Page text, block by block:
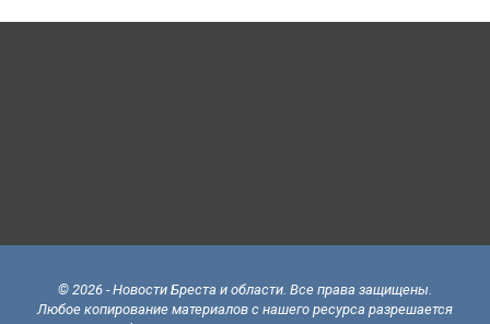
© 2026 - Новости Бреста и области. Все права защищены.
Любое копирование материалов с нашего ресурса разрешается